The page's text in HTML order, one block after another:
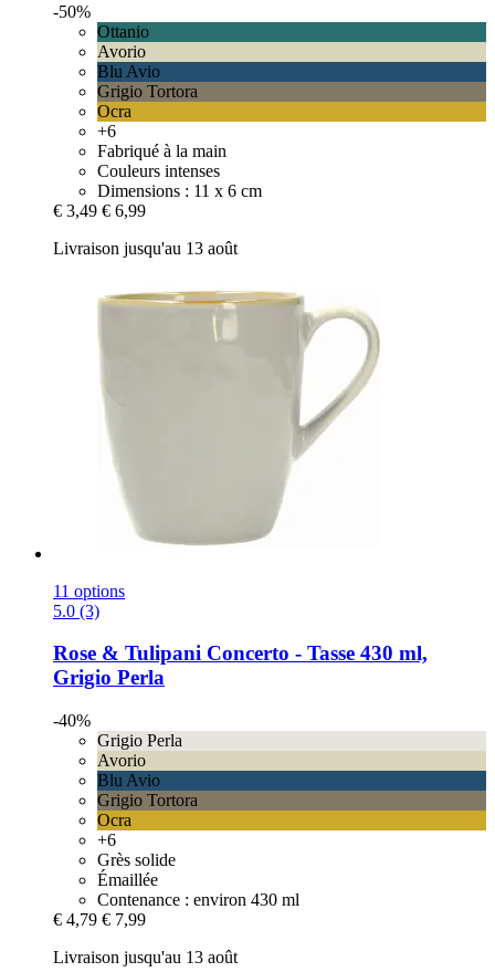
-50%
Ottanio
Avorio
Blu Avio
Grigio Tortora
Ocra
+6
Fabriqué à la main
Couleurs intenses
Dimensions : 11 x 6 cm
€ 3,49 € 6,99
Livraison jusqu'au 13 août
11 options
5.0 (3)
Rose & Tulipani Concerto -​ Tasse 430 ml,
Grigio Perla
-40%
Grigio Perla
Avorio
Blu Avio
Grigio Tortora
Ocra
+6
Grès solide
Émaillée
Contenance : environ 430 ml
€ 4,79 € 7,99
Livraison jusqu'au 13 août